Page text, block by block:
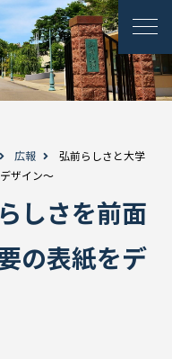
広報
弘前らしさと大学
ザイン～
しさを前面
の表紙をデ